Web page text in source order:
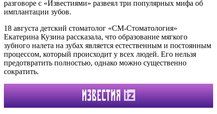
разговоре с «Известиями» развеял три популярных мифа об
имплантации зубов.
18 августа детский стоматолог «СМ-Стоматология»
Екатерина Кузина рассказала, что образование мягкого
зубного налета на зубах является естественным и постоянным
процессом, который происходит у всех людей. Его нельзя
предотвратить полностью, однако можно существенно
сократить.